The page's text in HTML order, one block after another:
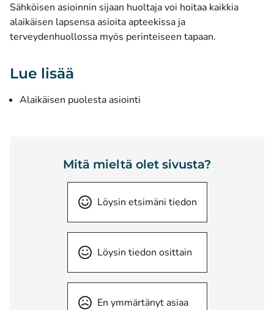
Sähköisen asioinnin sijaan huoltaja voi hoitaa kaikkia
alaikäisen lapsensa asioita apteekissa ja
terveydenhuollossa myös perinteiseen tapaan.
Lue lisää
Alaikäisen puolesta asiointi
Mitä mieltä olet sivusta?
Löysin etsimäni tiedon
Löysin tiedon osittain
En ymmärtänyt asiaa